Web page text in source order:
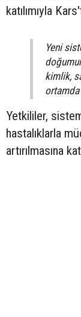
katılımıyla
Yeni
kimlik,
Yetkililer,
hastalıklarla
artırılmasına